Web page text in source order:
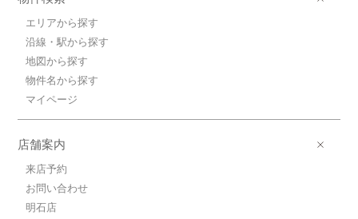
エリアから探す
沿線・駅から探す
地図から探す
物件名から探す
マイページ
店舗案内
来店予約
お問い合わせ
明石店